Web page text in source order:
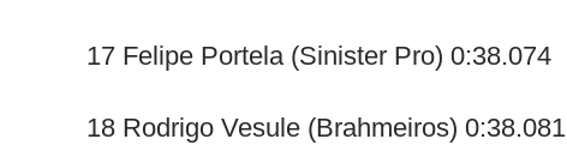
17 Felipe Portela (Sinister Pro) 0:38.074
18 Rodrigo Vesule (Brahmeiros) 0:38.081